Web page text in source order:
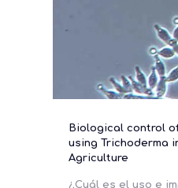
Biological control
using Trichoderma
Agriculture
¿Cuál es el uso e